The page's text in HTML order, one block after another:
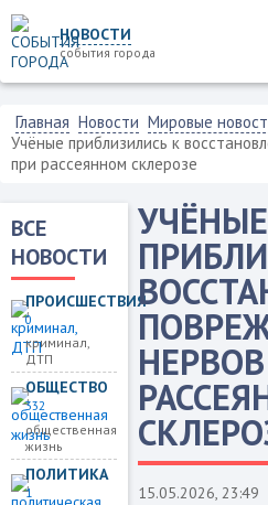
НОВОСТИ
события города
Главная Новости Мировые
Учёные приблизились к
при рассеянном склерозе
ВСЕ
НОВОСТИ
ПРОИСШЕСТВИЯ
0
криминал,
ДТП
ОБЩЕСТВО
332
общественная
жизнь
ПОЛИТИКА
1
УЧЁНЫЕ
15.05.2026, 23:49